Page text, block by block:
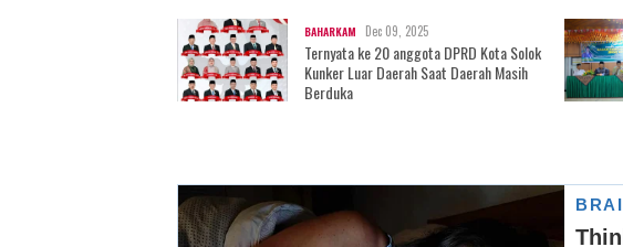
BAHARKAM Dec 09, 2025
Ternyata ke 20 anggota DPRD Kota Solok
Kunker Luar Daerah Saat Daerah Masih
Berduka